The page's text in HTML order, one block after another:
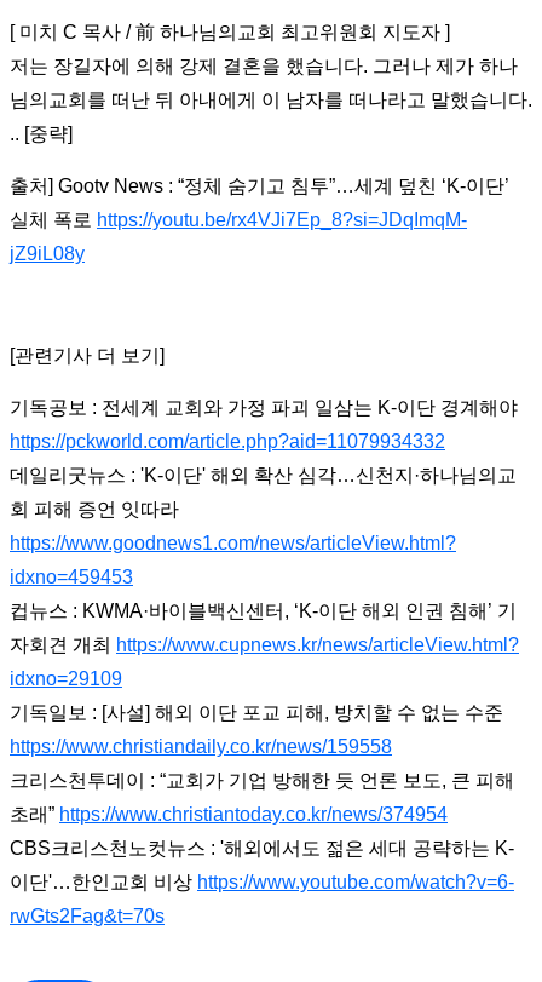
[ 미치 C 목사 / 前 하나님의교회 최고위원회 지도자 ]
저는 장길자에 의해 강제 결혼을 했습니다. 그러나 제가 하나
님의교회를 떠난 뒤 아내에게 이 남자를 떠나라고 말했습니다.
.. [중략]
출처] Gootv News : “정체 숨기고 침투”…세계 덮친 ‘K-이단’
실체 폭로 https://youtu.be/rx4VJi7Ep_8?si=JDqImqM-
jZ9iL08y
[관련기사 더 보기]
기독공보 : 전세계 교회와 가정 파괴 일삼는 K-이단 경계해야
https://pckworld.com/article.php?aid=11079934332
데일리굿뉴스 : 'K-이단' 해외 확산 심각…신천지·하나님의교
회 피해 증언 잇따라
https://www.goodnews1.com/news/articleView.html?
idxno=459453
컵뉴스 : KWMA·바이블백신센터, ‘K-이단 해외 인권 침해’ 기
자회견 개최 https://www.cupnews.kr/news/articleView.html?
idxno=29109
기독일보 : [사설] 해외 이단 포교 피해, 방치할 수 없는 수준
https://www.christiandaily.co.kr/news/159558
크리스천투데이 : “교회가 기업 방해한 듯 언론 보도, 큰 피해
초래” https://www.christiantoday.co.kr/news/374954
CBS크리스천노컷뉴스 : '해외에서도 젊은 세대 공략하는 K-
이단'…한인교회 비상 https://www.youtube.com/watch?v=6-
rwGts2Fag&t=70s